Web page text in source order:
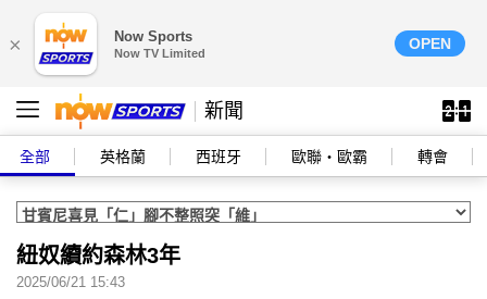
× Now Sports
Now TV Limited
OPEN
新聞
全部 英格蘭 西班牙 歐聯‧歐霸 轉會
紐奴續約森林3年
2025/06/21 15:43